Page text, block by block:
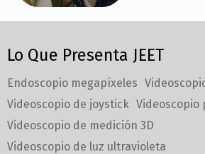
Lo Que Presenta JEET
Endoscopio megapíxeles
Videoscopio de joystick Videoscopio
Videoscopio de medición 3D
Videoscopio de luz ultravioleta